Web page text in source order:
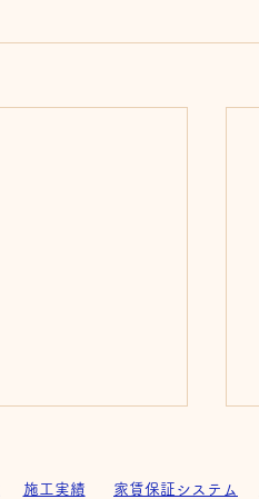
施工実績 家賃保証システム